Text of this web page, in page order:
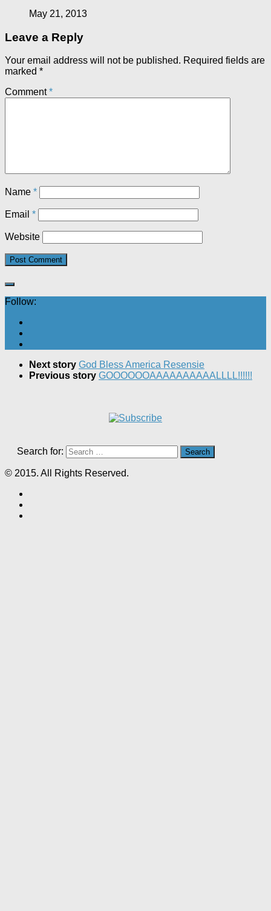
May 21, 2013
Leave a Reply
Your email address will not be published. Required fields are
marked *
Comment*
Name *
Email *
Website
Follow:
Next story God Bless America Resensie
Previous story GOOOOOOAAAAAAAAAALLLL!!!!!!
Search for:
© 2015. All Rights Reserved.